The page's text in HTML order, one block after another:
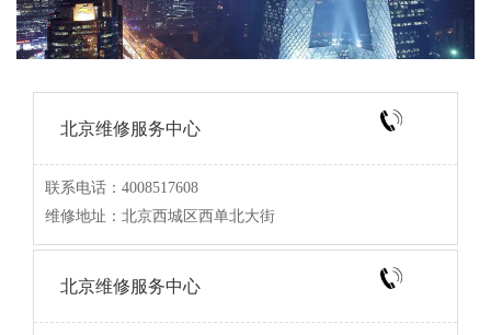
北京维修服务中心
联系电话：4008517608
维修地址：北京西城区西单北大街
北京维修服务中心